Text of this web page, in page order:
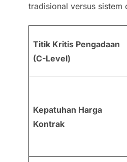
tradisional versus sistem
Titik Kritis Pengadaan
(C-Level)
Kepatuhan Harga
Kontrak